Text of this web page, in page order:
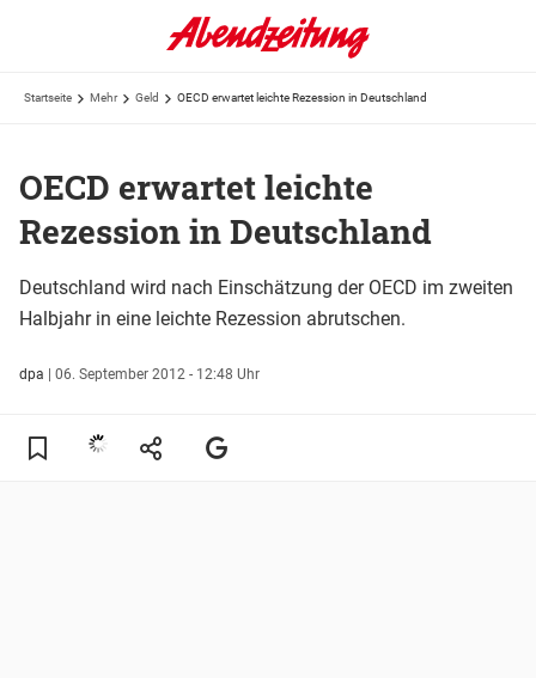
Startseite Mehr Geld OECD erwartet leichte Rezession in Deutschland
OECD erwartet leichte
Rezession in Deutschland
Deutschland wird nach Einschätzung der OECD im zweiten
Halbjahr in eine leichte Rezession abrutschen.
dpa | 06. September 2012 - 12:48 Uhr